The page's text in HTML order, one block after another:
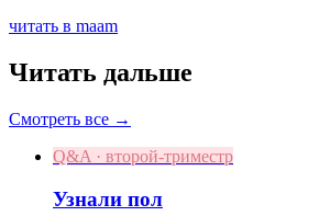
читать в maam
Читать дальше
Смотреть все →
Q&A · второй-триместр
Узнали пол